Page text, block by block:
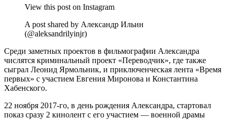
View this post on Instagram
A post shared by Александр Ильин
(@aleksandrilyinjr)
Среди заметных проектов в фильмографии Александра
числятся криминальный проект «Переводчик», где также
сыграл Леонид Ярмольник, и приключенческая лента «Время
первых» с участием Евгения Миронова и Константина
Хабенского.
22 ноября 2017-го, в день рождения Александра, стартовал
показ сразу 2 кинолент с его участием — военной драмы